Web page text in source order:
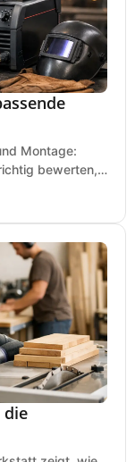
Montage:
bewerten,
die